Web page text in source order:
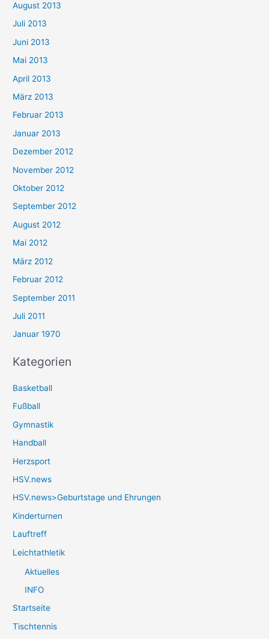
August 2013
Juli 2013
Juni 2013
Mai 2013
April 2013
März 2013
Februar 2013
Januar 2013
Dezember 2012
November 2012
Oktober 2012
September 2012
August 2012
Mai 2012
März 2012
Februar 2012
September 2011
Juli 2011
Januar 1970
Kategorien
Basketball
Fußball
Gymnastik
Handball
Herzsport
HSV.news
HSV.news>Geburtstage und Ehrungen
Kinderturnen
Lauftreff
Leichtathletik
Aktuelles
INFO
Startseite
Tischtennis